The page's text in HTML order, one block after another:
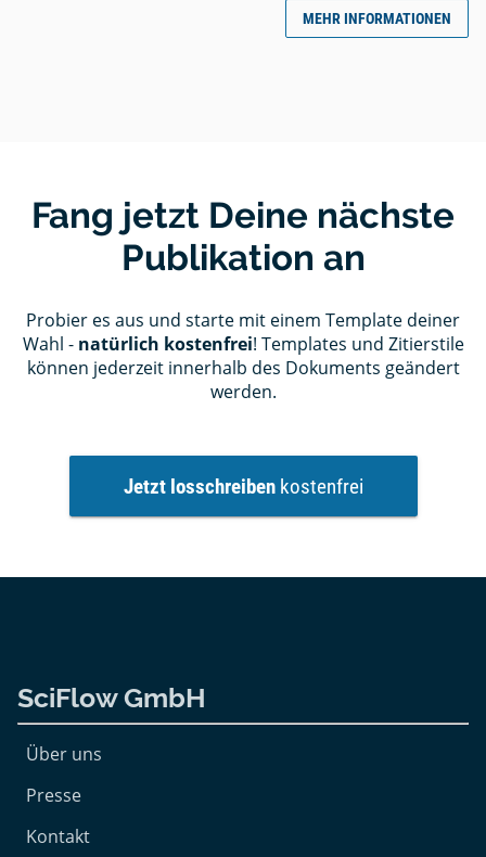
MEHR INFORMATIONEN
Fang jetzt Deine nächste
Publikation an
Probier es aus und starte mit einem Template deiner
Wahl - natürlich kostenfrei! Templates und Zitierstile
können jederzeit innerhalb des Dokuments geändert
werden.
Jetzt losschreibenkostenfrei
SciFlow GmbH
Über uns
Presse
Kontakt